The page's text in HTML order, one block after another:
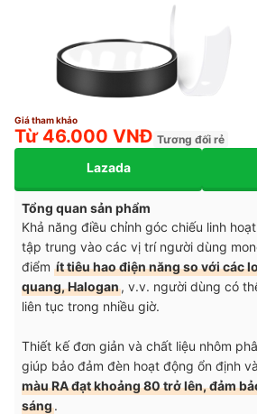
Giá tham khảo
Từ 46.000 VNĐ Tương đối rẻ
Lazada
Tổng quan sản phẩm
Khả năng điều chỉnh góc chiếu linh
tập trung vào các vị trí người dùng
điểm ít tiêu hao điện năng so với các
quang, Halogan, v.v. người dùng có
liên tục trong nhiều giờ.
Thiết kế đơn giản và chất liệu nhôm
giúp bảo đảm đèn hoạt động ổn định
màu RA đạt khoảng 80 trở lên, đảm
sáng.